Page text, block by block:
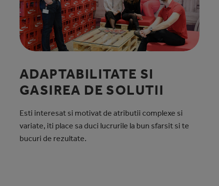
ADAPTABILITATE SI
GASIREA DE SOLUTII
Esti interesat si motivat de atributii complexe si
variate, iti place sa duci lucrurile la bun sfarsit si te
bucuri de rezultate.